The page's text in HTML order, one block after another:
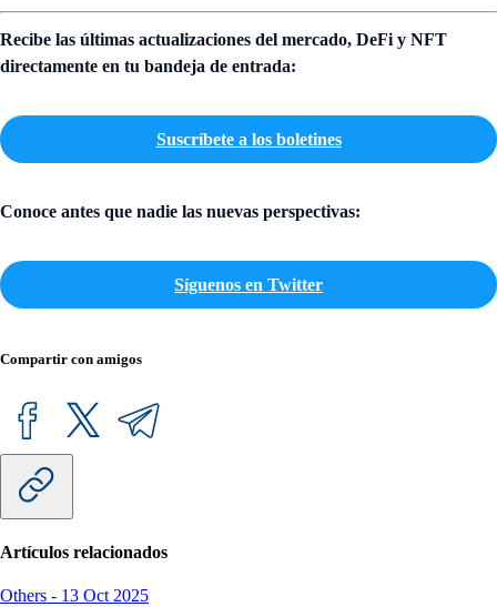
Recibe las últimas actualizaciones del mercado, DeFi y NFT
directamente en tu bandeja de entrada:
Suscríbete a los boletines
Conoce antes que nadie las nuevas perspectivas:
Síguenos en Twitter
Compartir con amigos
Artículos relacionados
Others - 13 Oct 2025